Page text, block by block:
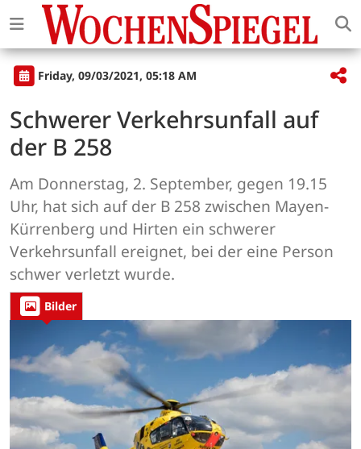
Friday, 09/03/2021, 05:18 AM
Schwerer Verkehrsunfall auf
der B 258
Am Donnerstag, 2. September, gegen 19.15
Uhr, hat sich auf der B 258 zwischen Mayen-
Kürrenberg und Hirten ein schwerer
Verkehrsunfall ereignet, bei der eine Person
schwer verletzt wurde.
Bilder